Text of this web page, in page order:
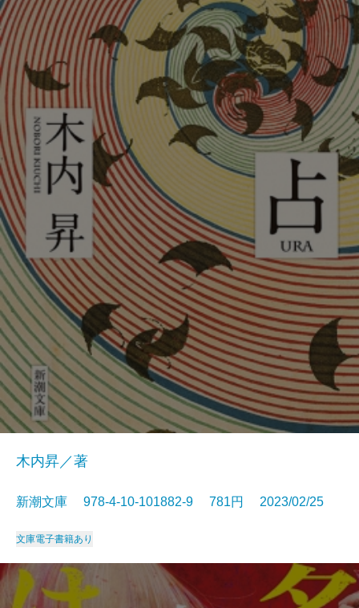
木内昇／著
新潮文庫 978-4-10-101882-9 781円 2023/02/25
文庫電子書籍あり